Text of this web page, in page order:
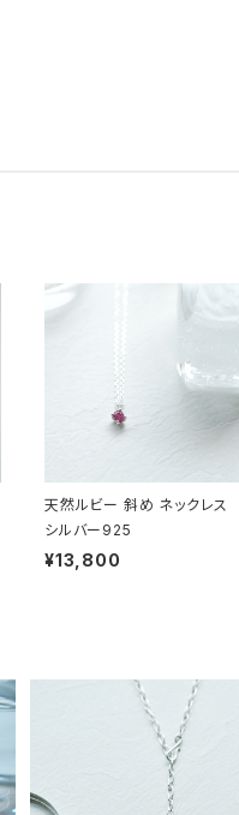
天然ルビー 斜め ネックレス
シルバー925
¥13,800